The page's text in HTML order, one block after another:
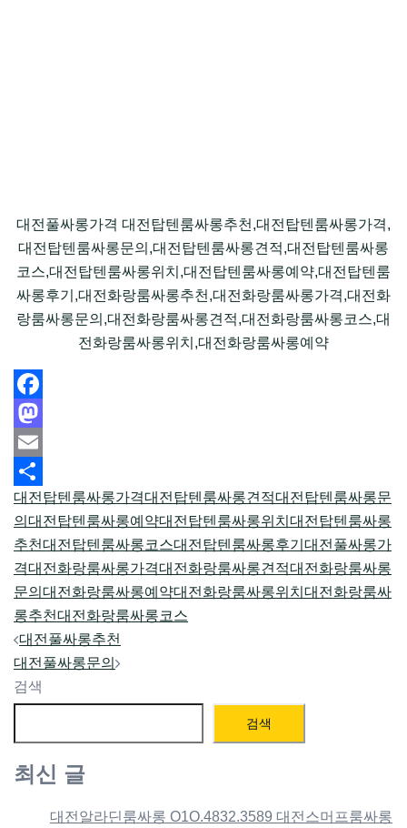
대전풀싸롱가격 대전탑텐룸싸롱추천,대전탑텐룸싸롱가격,
대전탑텐룸싸롱문의,대전탑텐룸싸롱견적,대전탑텐룸싸롱
코스,대전탑텐룸싸롱위치,대전탑텐룸싸롱예약,대전탑텐룸
싸롱후기,대전화랑룸싸롱추천,대전화랑룸싸롱가격,대전화
랑룸싸롱문의,대전화랑룸싸롱견적,대전화랑룸싸롱코스,대
전화랑룸싸롱위치,대전화랑룸싸롱예약
Facebook
Mastodon
Email
Share
대전탑텐룸싸롱가격대전탑텐룸싸롱견적대전탑텐룸싸롱문
의 대전탑텐룸싸롱예약대전탑텐룸싸롱위치 대전탑텐룸싸롱
추천대전탑텐룸싸롱코스대전탑텐룸싸롱후기 대전풀싸롱가
격대전화랑룸싸롱가격대전화랑룸싸롱견적대전화랑룸싸롱
문의 대전화랑룸싸롱예약대전화랑룸싸롱위치 대전화랑룸싸
롱추천대전화랑룸싸롱코스
Post
navigation
대전풀싸롱추천
대전풀싸롱문의
검색
검색
최신 글
대전알라딘룸싸롱 O1O.4832.3589 대전스머프룸싸롱